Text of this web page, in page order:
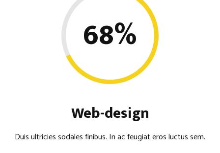
68%
Web-design
Duis ultricies sodales finibus. In ac feugiat eros luctus sem.